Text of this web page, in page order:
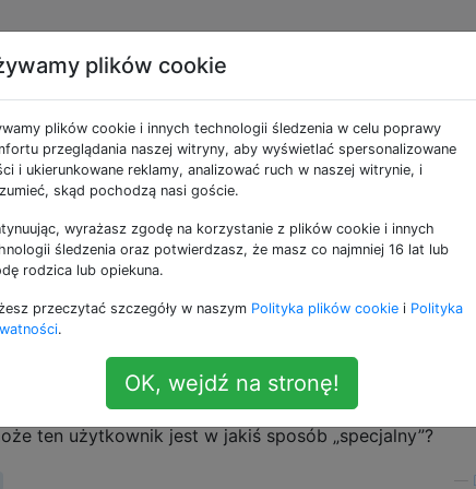
użytkownika
wiersza poleceń?
adduser nie widzę go za pomocą opcjiSystem>
chyba że wyloguję się, a następnie zaloguję
użytkownika jako
za pomocą powłoki?
użytkownika, który został utworzony podczas
ten użytkownik jest w jakiś sposób „specjalny”?
plików cookie
plików cookie i innych technologii śledzenia w celu poprawy
przeglądania naszej witryny, aby wyświetlać spersonalizowane
i ukierunkowane reklamy, analizować ruch w naszej witrynie, i
skąd pochodzą nasi goście.
wyrażasz zgodę na korzystanie z plików cookie i innych
śledzenia oraz potwierdzasz, że masz co najmniej 16 lat lub
rodzica lub opiekuna.
przeczytać szczegóły w naszym Polityka plików cookie i Polityka
.
OK, wejdź na stronę!